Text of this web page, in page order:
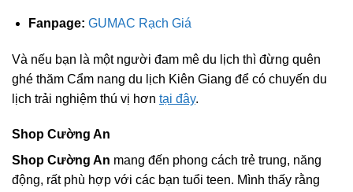
Fanpage: GUMAC Rạch Giá
Và nếu bạn là một người đam mê du lịch thì đừng quên
ghé thăm Cẩm nang du lịch Kiên Giang để có chuyến du
lịch trải nghiệm thú vị hơn tại đây.
Shop Cường An
Shop Cường An mang đến phong cách trẻ trung, năng
động, rất phù hợp với các bạn tuổi teen. Mình thấy rằng